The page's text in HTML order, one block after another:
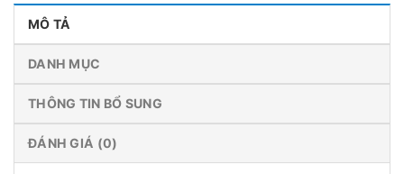
MÔ TẢ
DANH MỤC
THÔNG TIN BỔ SUNG
ĐÁNH GIÁ (0)